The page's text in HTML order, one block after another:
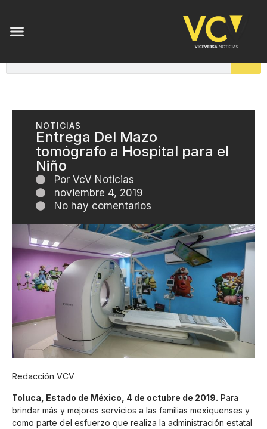
NOTICIAS
Entrega Del Mazo
tomógrafo a Hospital para el
Niño
Por VcV Noticias
noviembre 4, 2019
No hay comentarios
Redacción VCV
Toluca, Estado de México, 4 de octubre de 2019. Para
brindar más y mejores servicios a las familias mexiquenses y
como parte del esfuerzo que realiza la administración estatal